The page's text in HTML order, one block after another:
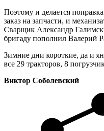
Поэтому и делается
заказ на запчасти, и
Сварщик Александр
бригаду пополнил Валерий
Зимние дни короткие, да и
все 29 тракторов, 8
Виктор Соболевский